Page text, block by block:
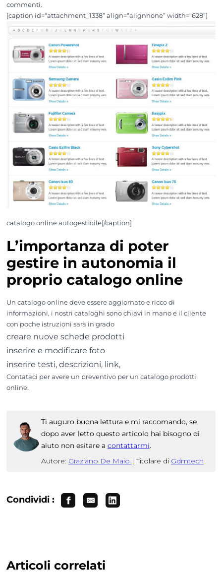
commenti.
[caption id=“attachment_1338” align=“alignnone” width=“628”]
catalogo online autogestibile[/caption]
L’importanza di poter
gestire in autonomia il
proprio catalogo online
Un catalogo online deve essere aggiornato e ricco di
informazioni, i nostri cataloghi sono chiavi in mano e il cliente
con poche istruzioni sarà in grado
creare nuove schede prodotti
inserire e modificare foto
inserire testi, descrizioni, link,
Contataci per avere un preventivo per un catalogo prodotti
online.
Ti auguro buona lettura e mi raccomando, se
dopo aver letto questo articolo hai bisogno di
aiuto non esitare a contattarmi.
Autore: Graziano De Maio | Titolare di Gdmtech
Condividi :
Articoli correlati